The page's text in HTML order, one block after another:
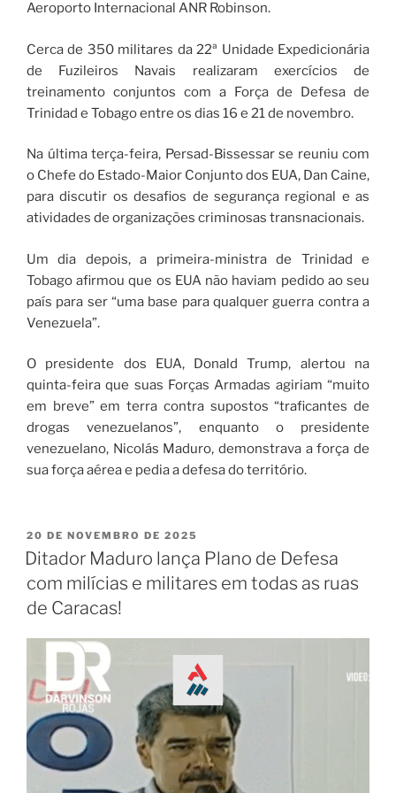
Aeroporto Internacional ANR Robinson.
Cerca de 350 militares da 22ª Unidade Expedicionária
de Fuzileiros Navais realizaram exercícios de
treinamento conjuntos com a Força de Defesa de
Trinidad e Tobago entre os dias 16 e 21 de novembro.
Na última terça-feira, Persad-Bissessar se reuniu com
o Chefe do Estado-Maior Conjunto dos EUA, Dan Caine,
para discutir os desafios de segurança regional e as
atividades de organizações criminosas transnacionais.
Um dia depois, a primeira-ministra de Trinidad e
Tobago afirmou que os EUA não haviam pedido ao seu
país para ser “uma base para qualquer guerra contra a
Venezuela”.
O presidente dos EUA, Donald Trump, alertou na
quinta-feira que suas Forças Armadas agiriam “muito
em breve” em terra contra supostos “traficantes de
drogas venezuelanos”, enquanto o presidente
venezuelano, Nicolás Maduro, demonstrava a força de
sua força aérea e pedia a defesa do território.
20 DE NOVEMBRO DE 2025
Ditador Maduro lança Plano de Defesa
com milícias e militares em todas as ruas
de Caracas!